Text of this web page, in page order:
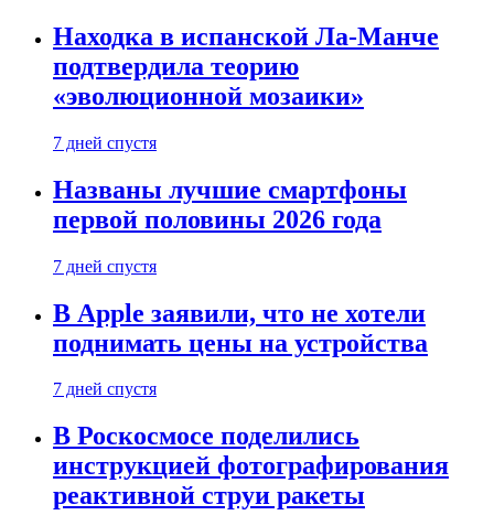
Находка в испанской Ла-Манче
подтвердила теорию
«эволюционной мозаики»
7 дней спустя
Названы лучшие смартфоны
первой половины 2026 года
7 дней спустя
В Apple заявили, что не хотели
поднимать цены на устройства
7 дней спустя
В Роскосмосе поделились
инструкцией фотографирования
реактивной струи ракеты